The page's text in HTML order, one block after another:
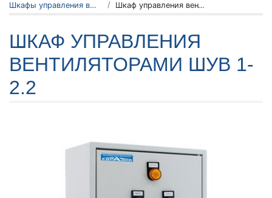
Шкафы управления вентиляторами ШУВ
Шкаф управления вентиляторами ШУВ 1-2.2
ШКАФ УПРАВЛЕНИЯ
ВЕНТИЛЯТОРАМИ ШУВ 1-
2.2